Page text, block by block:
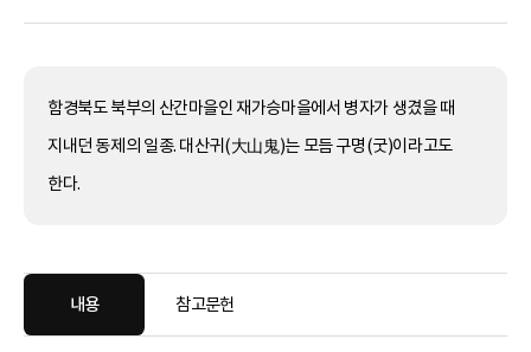
함경북도 북부의 산간마을인 재가승마을에서 병자가 생겼을 때
지내던 동제의 일종. 대산귀(大山鬼)는 모듬 구명(굿)이라고도
한다.
내용 참고문헌